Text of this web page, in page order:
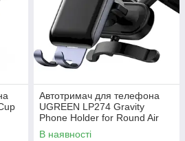
Автотримач для телефона
UGREEN LP274 Gravity
Phone Holder for Round Air
Vent gray
В наявності